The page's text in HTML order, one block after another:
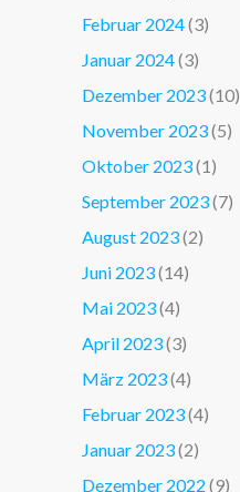
Februar 2024(3)
Januar 2024(3)
Dezember 2023(10)
November 2023(5)
Oktober 2023(1)
September 2023(7)
August 2023(2)
Juni 2023(14)
Mai 2023(4)
April 2023(3)
März 2023(4)
Februar 2023(4)
Januar 2023(2)
Dezember 2022 (9)